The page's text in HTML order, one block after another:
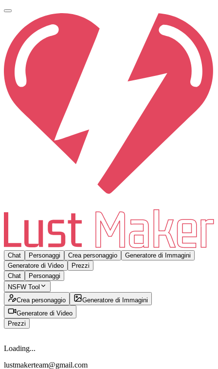
Chat Personaggi Crea personaggio
Generatore di Immagini
Generatore di Video
Prezzi
Chat
Personaggi
NSFW Tool
Crea personaggio
Generatore di Immagini
Generatore di Video
Prezzi
Loading...
lustmakerteam@gmail.com